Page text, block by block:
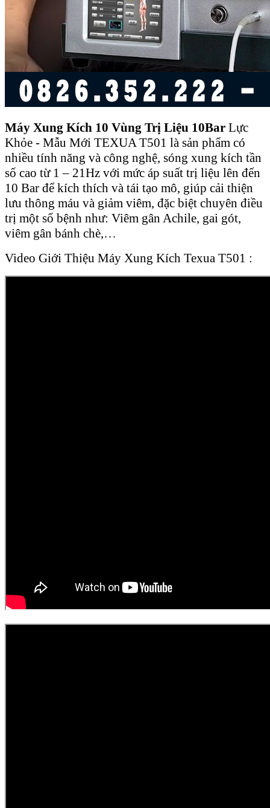
Máy Xung Kích 10 Vùng Trị Liệu 10Bar Lực
Khỏe - Mẫu Mới TEXUA T501 là sản phẩm có
nhiều tính năng và công nghệ, sóng xung kích tần
số cao từ 1 – 21Hz với mức áp suất trị liệu lên đến
10 Bar để kích thích và tái tạo mô, giúp cải thiện
lưu thông máu và giảm viêm, đặc biệt chuyên điều
trị một số bệnh như: Viêm gân Achile, gai gót,
viêm gân bánh chè,…
Video Giới Thiệu Máy Xung Kích Texua T501 :